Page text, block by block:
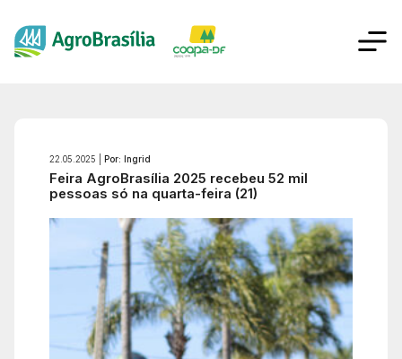
22.05.2025 | Por: Ingrid
Feira AgroBrasília 2025 recebeu 52 mil
pessoas só na quarta-feira (21)